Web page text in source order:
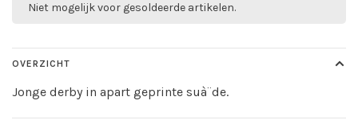
Niet mogelijk voor gesoldeerde artikelen.
OVERZICHT
Jonge derby in apart geprinte suà¨de.